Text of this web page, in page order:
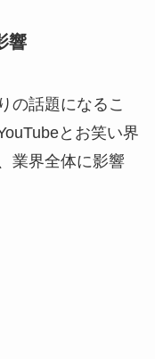
響
の話題になるこ
とお笑い界
業界全体に影響